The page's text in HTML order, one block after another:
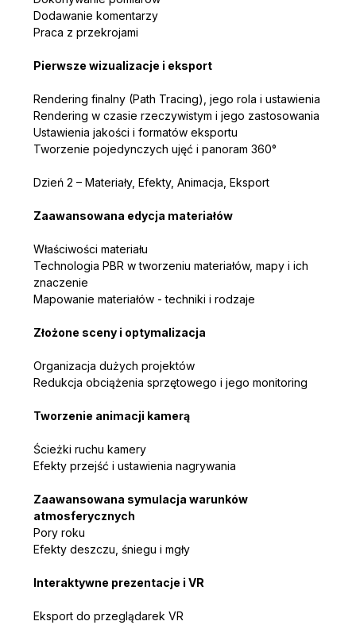
Dodawanie komentarzy
Praca z przekrojami
Pierwsze wizualizacje i eksport
Rendering finalny (Path Tracing), jego rola i ustawienia
Rendering w czasie rzeczywistym i jego zastosowania
Ustawienia jakości i formatów eksportu
Tworzenie pojedynczych ujęć i panoram 360°
Dzień 2 – Materiały, Efekty, Animacja, Eksport
Zaawansowana edycja materiałów
Właściwości materiału
Technologia PBR w tworzeniu materiałów, mapy i ich
znaczenie
Mapowanie materiałów - techniki i rodzaje
Złożone sceny i optymalizacja
Organizacja dużych projektów
Redukcja obciążenia sprzętowego i jego monitoring
Tworzenie animacji kamerą
Ścieżki ruchu kamery
Efekty przejść i ustawienia nagrywania
Zaawansowana symulacja warunków
atmosferycznych
Pory roku
Efekty deszczu, śniegu i mgły
Interaktywne prezentacje i VR
Eksport do przeglądarek VR